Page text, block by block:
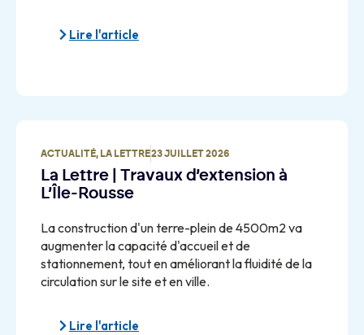
Lire l'article
ACTUALITÉ, LA LETTRE23 JUILLET 2026
La Lettre | Travaux d’extension à
L’Île-Rousse
La construction d'un terre-plein de 4500m2 va
augmenter la capacité d'accueil et de
stationnement, tout en améliorant la fluidité de la
circulation sur le site et en ville.
Lire l'article